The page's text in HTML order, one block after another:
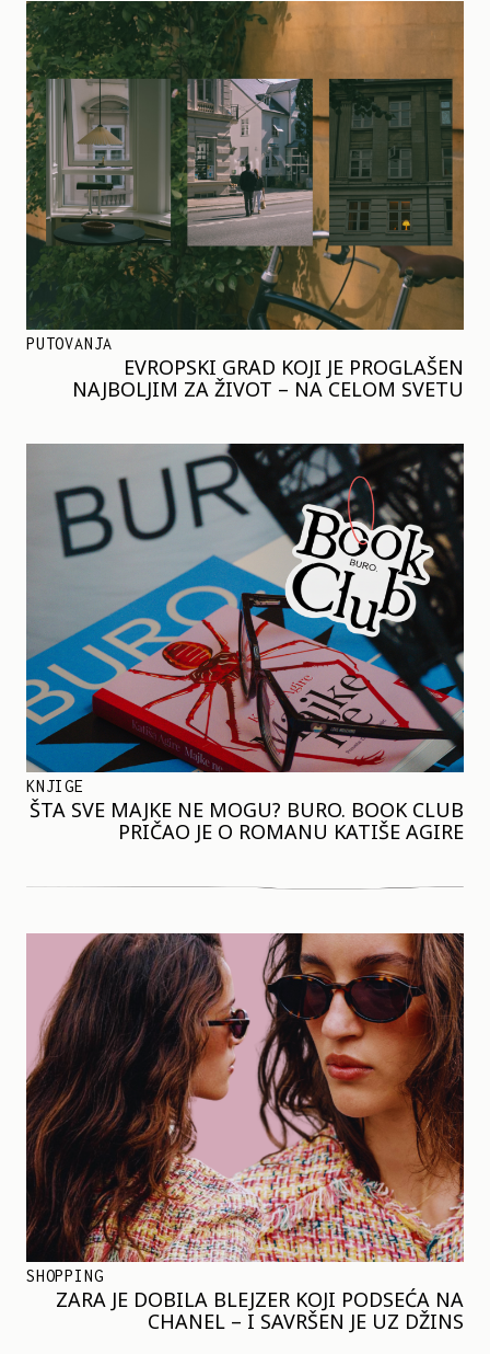
PUTOVANJA
EVROPSKI GRAD KOJI JE PROGLAŠEN
NAJBOLJIM ZA ŽIVOT – NA CELOM SVETU
KNJIGE
ŠTA SVE MAJKE NE MOGU? BURO. BOOK CLUB
PRIČAO JE O ROMANU KATIŠE AGIRE
SHOPPING
ZARA JE DOBILA BLEJZER KOJI PODSEĆA NA
CHANEL – I SAVRŠEN JE UZ DŽINS